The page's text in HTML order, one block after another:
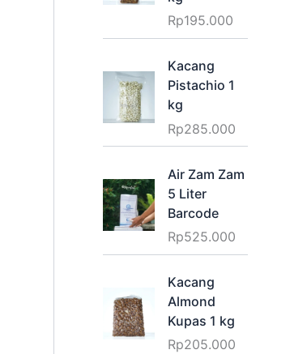
Rp195.000
Kacang
Pistachio 1
kg
Rp285.000
Air Zam Zam
5 Liter
Barcode
Rp525.000
Kacang
Almond
Kupas 1 kg
Rp205.000